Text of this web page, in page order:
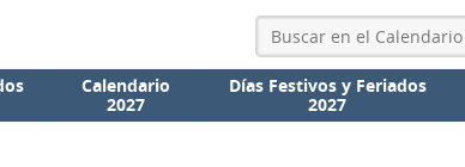
Calendario
2027
Días Festivos y Feriados
2027